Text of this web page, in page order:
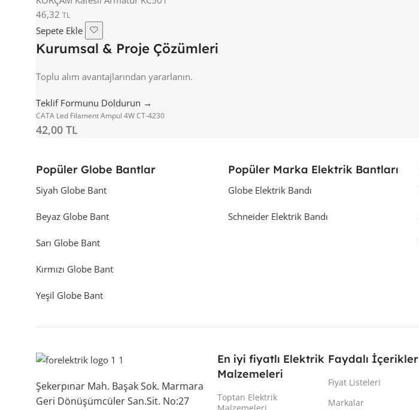
46,32 TL
Sepete Ekle
Kurumsal & Proje Çözümleri
Toplu alım avantajlarından yararlanın.
Teklif Formunu Doldurun →
CATA Led Filament Ampul 4W CT-4230
42,00 TL
Popüler Globe Bantlar
Siyah Globe Bant
Beyaz Globe Bant
Sarı Globe Bant
Kırmızı Globe Bant
Yeşil Globe Bant
Popüler Marka Elektrik Bantları
Globe Elektrik Bandı
Schneider Elektrik Bandı
Şekerpınar Mah. Başak Sok. Marmara
Geri Dönüşümcüler San.Sit. No:27
En iyi fiyatlı Elektrik
Malzemeleri
Toptan Elektrik
Faydalı İçerikler
Fiyat Listeleri
Markalar